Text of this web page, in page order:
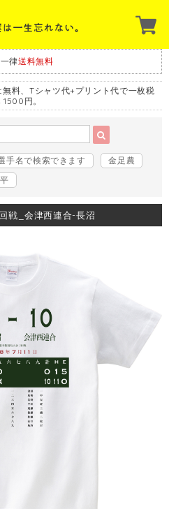
律送料無料
料、Tシャツ代+プリント代で一枚税
1500円。
手名で検索できます
金足農
戦_会津西連合-長沼